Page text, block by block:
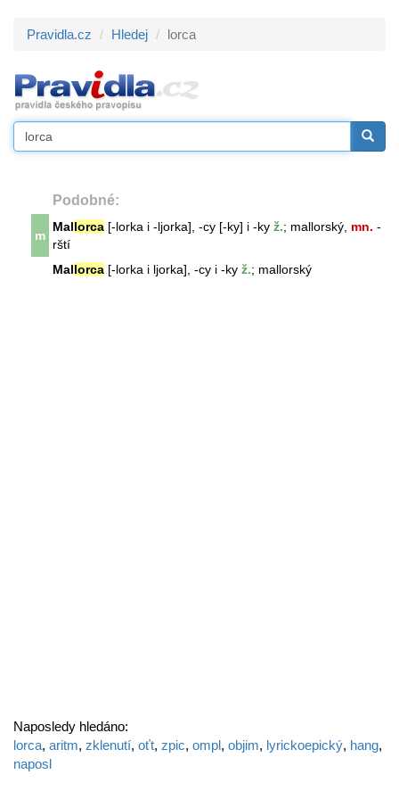
Pravidla.cz Hledej lorca
Podobné:
m
Mallorca [-lorka i -ljorka], -cy [-ky] i -ky ž.; mallorský, mn. -
rští
Mallorca [-lorka i ljorka], -cy i -ky ž.; mallorský
Naposledy hledáno:
lorca, aritm, zklenutí, oťt, zpic, ompl, objim, lyrickoepický, hang,
naposl